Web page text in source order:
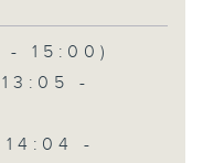
- 15:00)
-
14:04 -